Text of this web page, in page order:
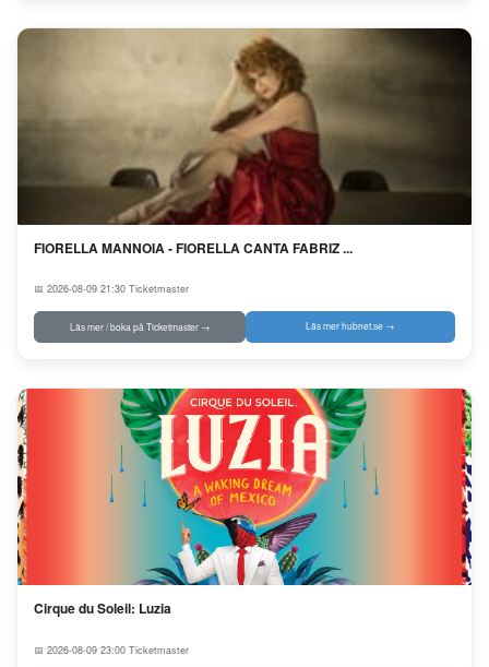
FIORELLA MANNOIA - FIORELLA CANTA FABRIZ ...
📅 2026-08-09 21:30 Ticketmaster
Läs mer / boka på Ticketmaster → Läs mer hubnet.se →
Cirque du Soleil: Luzia
📅 2026-08-09 23:00 Ticketmaster